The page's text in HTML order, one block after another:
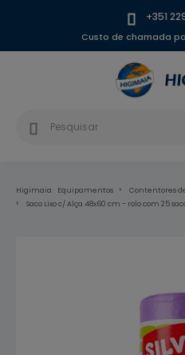
+351
Custo de chamada
Higimaia Equipamentos Contentores
Saco Lixo c/ Alça 48x60 cm - rolo com 25